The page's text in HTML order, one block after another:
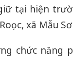
tại hiện
xã Mẫu
chức năng